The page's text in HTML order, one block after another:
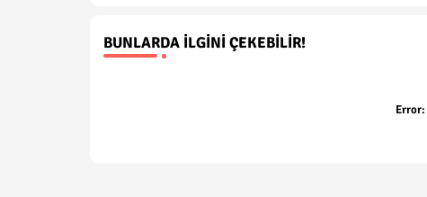
BUNLARDA İLGINI ÇEKEBILIR!
Error: